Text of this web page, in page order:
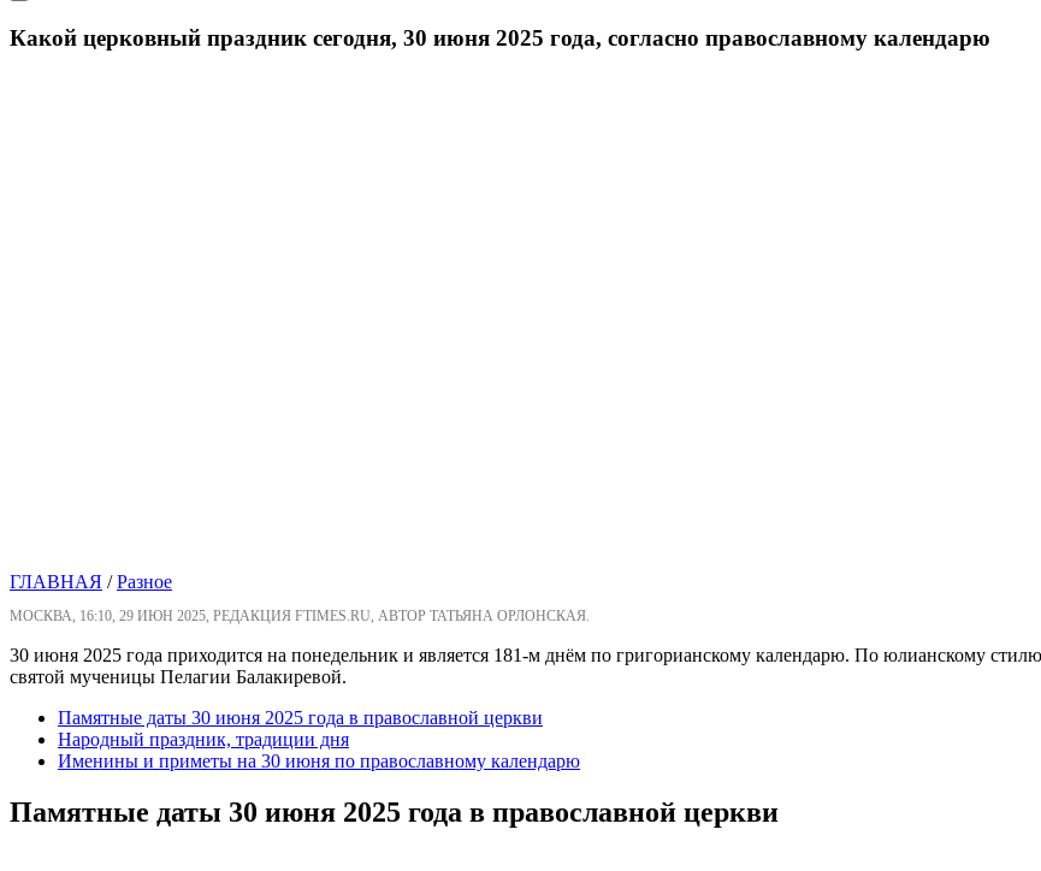
Какой церковный праздник сегодня, 30 июня 2025 года, согласно православному календарю
ГЛАВНАЯ /Разное
МОСКВА, 16:10, 29 ИЮН 2025, РЕДАКЦИЯ FTIMES.RU, АВТОР ТАТЬЯНА ОРЛОНСКАЯ.
30 июня 2025 года приходится на понедельник и является 181-м днём по григорианскому календарю. По юлианскому
святой мученицы Пелагии Балакиревой.
Памятные даты 30 июня 2025 года в православной церкви
Народный праздник, традиции дня
Именины и приметы на 30 июня по православному календарю
Памятные даты 30 июня 2025 года в православной церкви